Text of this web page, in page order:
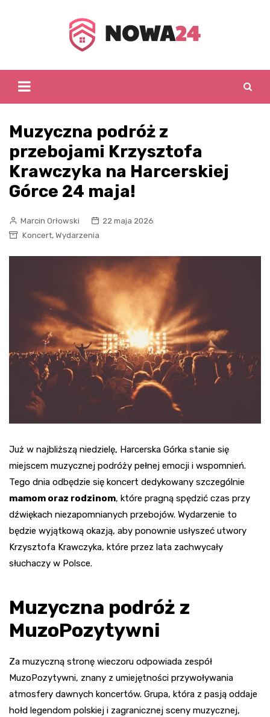
Muzyczna podróż z
przebojami Krzysztofa
Krawczyka na Harcerskiej
Górce 24 maja!
Marcin Orłowski
22 maja 2026
Koncert, Wydarzenia
Już w najbliższą niedzielę, Harcerska Górka stanie się
miejscem muzycznej podróży pełnej emocji i wspomnień.
Tego dnia odbędzie się koncert dedykowany szczególnie
mamom oraz rodzinom, które pragną spędzić czas przy
dźwiękach niezapomnianych przebojów. Wydarzenie to
będzie wyjątkową okazją, aby ponownie usłyszeć utwory
Krzysztofa Krawczyka, które przez lata zachwycały
słuchaczy w Polsce.
Muzyczna podróż z
MuzoPozytywni
Za muzyczną stronę wieczoru odpowiada zespół
MuzoPozytywni, znany z umiejętności przywoływania
atmosfery dawnych koncertów. Grupa, która z pasją oddaje
hołd legendom polskiej i zagranicznej sceny muzycznej,